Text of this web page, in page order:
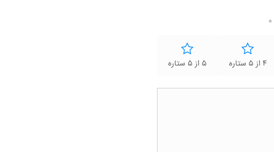
*
۴ از ۵ ستاره ۵ از ۵ ستاره